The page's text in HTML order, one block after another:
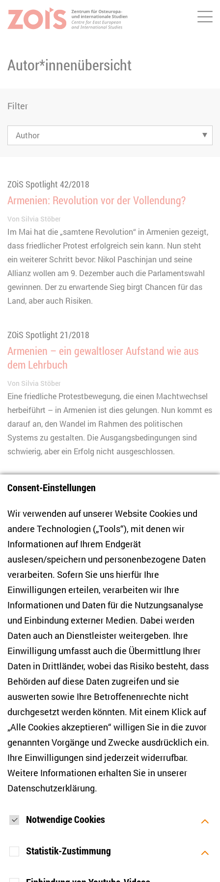
ZUM HAUPTINHALT SPRINGEN
ZUR SUCHE SPRINGEN
Autor*innenübersicht
Filter
ZOiS Spotlight 42/2018
Armenien: Revolution vor der Vollendung?
Von Silvia Stöber
Im Mai hat die „samtene Revolution“ in Armenien gezeigt,
dass friedlicher Protest erfolgreich sein kann. Nun steht
ein weiterer Schritt bevor: Nikol Paschinjan und seine
Allianz wollen am 9. Dezember auch die Parlamentswahl
gewinnen. Der zu erwartende Sieg birgt Chancen für das
Land, aber auch Risiken.
ZOiS Spotlight 21/2018
Armenien – ein gewaltloser Aufstand wie aus
dem Lehrbuch
Von Silvia Stöber
Eine friedliche Protestbewegung, die einen Machtwechsel
herbeiführt – in Armenien ist dies gelungen. Nun kommt es
darauf an, den Wandel im Rahmen des politischen
Systems zu gestalten. Die Ausgangsbedingungen sind
schwierig, aber ein Erfolg nicht ausgeschlossen.
Zentrum für Osteuropa- und internationale
Studien
Anton-Wilhelm-Amo-Str. 60
10117 Berlin
Tel. +49 (30) 2005949-17
info(at)zois-berlin(dot)de
NEWSLETTER
E-Mail-Adresse eingeben*
Ich möchte regelmäßig über aktuelle Themen,
werden. Ich bin zudem damit einverstanden, dass meine
Interaktionen mit den Newslettern gemessen werden (z. B.
Öffnung der E-Mail, angeklickte Links), sodass das ZOiS den
Newsletter optimieren und weiterhin möglichst relevante
mit Wirkung für die Zukunft widerrufen (Abmeldelink in jeder
von HTML-Inhalten in Ihrem E-Mail-Programm
standardmäßig deaktivieren. Weitere Hinweise zum
Consent-Einstellungen
Wir verwenden auf unserer Website Cookies und
andere Technologien („Tools“), mit denen wir
Informationen auf Ihrem Endgerät
auslesen/speichern und personenbezogene Daten
verarbeiten. Sofern Sie uns hierfür Ihre
Einwilligungen erteilen, verarbeiten wir Ihre
Informationen und Daten für die Nutzungsanalyse
und Einbindung externer Medien. Dabei werden
Daten auch an Dienstleister weitergeben. Ihre
Einwilligung umfasst auch die Übermittlung Ihrer
Daten in Drittländer, wobei das Risiko besteht, dass
Behörden auf diese Daten zugreifen und sie
auswerten sowie Ihre Betroffenenrechte nicht
durchgesetzt werden könnten. Mit einem Klick auf
„Alle Cookies akzeptieren“ willigen Sie in die zuvor
genannten Vorgänge und Zwecke ausdrücklich ein.
Ihre Einwilligungen sind jederzeit widerrufbar.
Weitere Informationen erhalten Sie in unserer
Datenschutzerklärung.
Notwendige Cookies
Statistik-Zustimmung